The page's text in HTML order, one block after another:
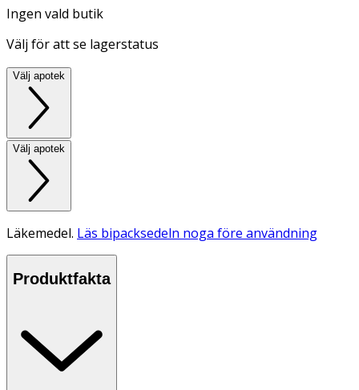
Ingen vald butik
Välj för att se lagerstatus
Välj apotek
Välj apotek
Läkemedel. Läs bipacksedeln noga före användning
Produktfakta